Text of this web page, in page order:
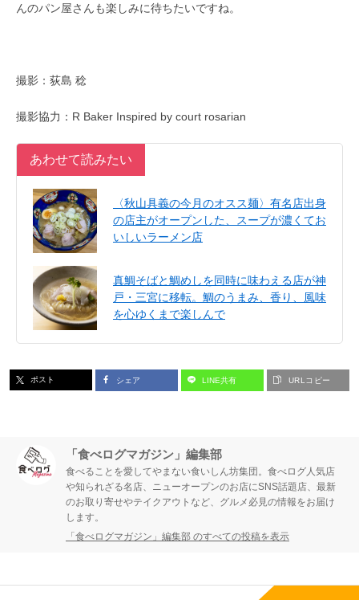
んのパン屋さんも楽しみに待ちたいですね。
撮影：荻島 稔
撮影協力：R Baker Inspired by court rosarian
あわせて読みたい
〈秋山具義の今月のオスス麺〉有名店出身
の店主がオープンした、スープが濃くてお
いしいラーメン店
真鯛そばと鯛めしを同時に味わえる店が神
戸・三宮に移転。鯛のうまみ、香り、風味
を心ゆくまで楽しんで
ポスト シェア LINE共有 URLコピー
「食べログマガジン」編集部
食べることを愛してやまない食いしん坊集団。食べログ人気店
や知られざる名店、ニューオープンのお店にSNS話題店、最新
のお取り寄せやテイクアウトなど、グルメ必見の情報をお届け
します。
「食べログマガジン」編集部 のすべての投稿を表示